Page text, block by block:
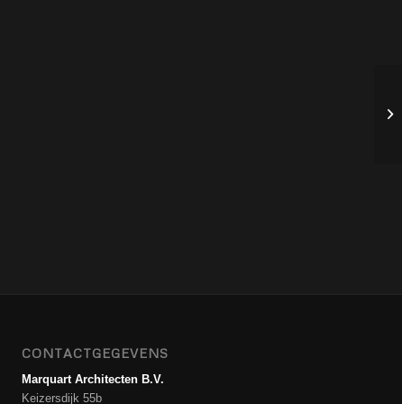
CONTACTGEGEVENS
Marquart Architecten B.V.
Keizersdijk 55b